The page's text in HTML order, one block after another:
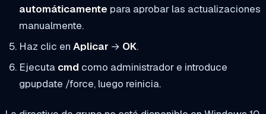
automáticamente para aprobar las actualizaciones
manualmente.
Haz clic en Aplicar → OK.
Ejecuta cmd como administrador e introduce
gpupdate /force, luego reinicia.